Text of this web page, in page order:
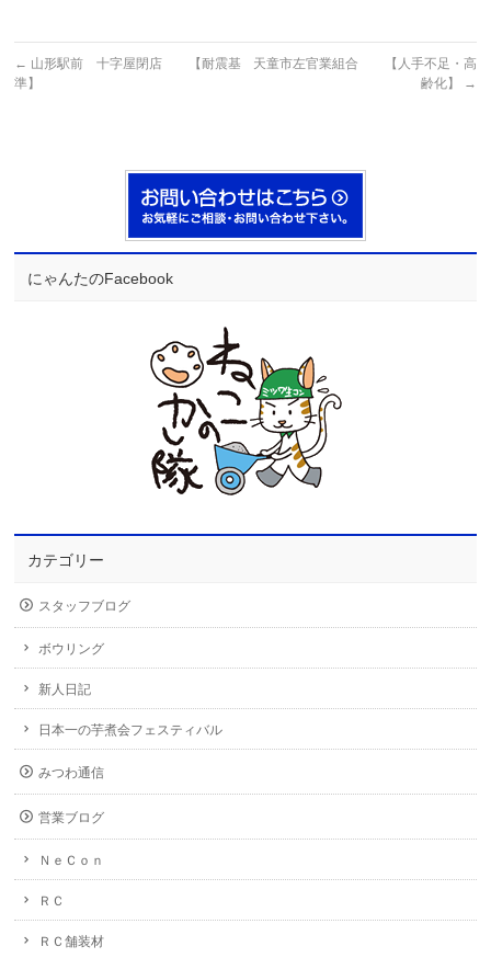
← 山形駅前 十字屋閉店 【耐震基
準】
天童市左官業組合 【人手不足・高
齢化】
→
にゃんたのFacebook
カテゴリー
スタッフブログ
ボウリング
新人日記
日本一の芋煮会フェスティバル
みつわ通信
営業ブログ
ＮｅＣｏｎ
ＲＣ
ＲＣ舗装材